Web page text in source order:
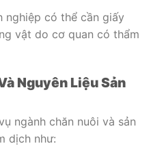
nghiệp có thể cần giấy
vật do cơ quan có thẩm
Nguyên Liệu Sản
ngành chăn nuôi và sản
dịch như: